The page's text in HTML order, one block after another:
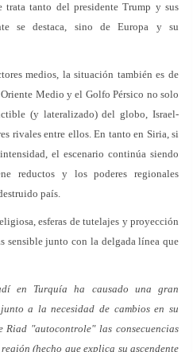
trata tanto del presidente Trump y sus
se destaca, sino de Europa y su
medios, la situación también es de
Medio y el Golfo Pérsico no solo
(y lateralizado) del globo, Israel-
rivales entre ellos. En tanto en Siria, si
el escenario continúa siendo
reductos y los poderes regionales
país.
esferas de tutelajes y proyección
sensible junto con la delgada línea que
en Turquía ha causado una gran
a la necesidad de cambios en su
Riad "autocontrole" las consecuencias
(hecho que explica su ascendente